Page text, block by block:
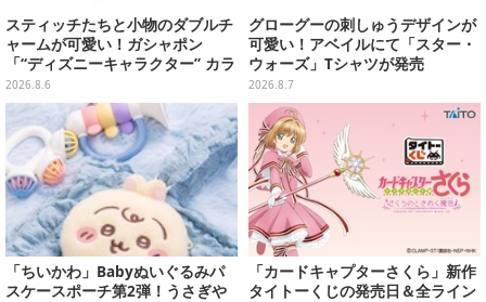
スティッチたちと小物のダブルチ
ャームが可愛い！ガシャポン
「“ディズニーキャラクター” カラ
フルマルチチャーム」が発売
2026.8.6
グローグーの刺しゅうデザインが
可愛い！アベイルにて「スター・
ウォーズ」Tシャツが発売
2026.8.7
「ちいかわ」Babyぬいぐるみパ
スケースポーチ第2弾！うさぎや
「カードキャプターさくら」新作
タイトーくじの発売日＆全ライン